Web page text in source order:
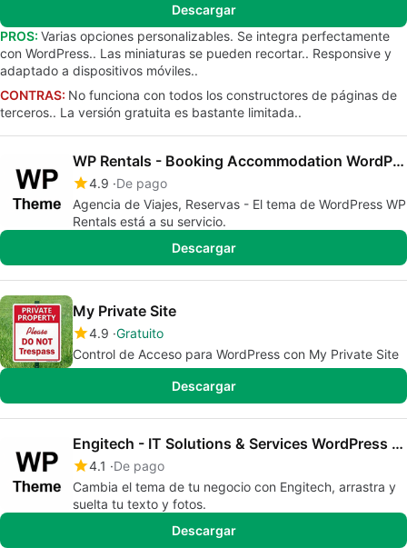
Descargar
PROS: Varias opciones personalizables. Se integra perfectamente
con WordPress.. Las miniaturas se pueden recortar.. Responsive y
adaptado a dispositivos móviles..
CONTRAS: No funciona con todos los constructores de páginas de
terceros.. La versión gratuita es bastante limitada..
WP Rentals - Booking Accommodation WordPress Theme
4.9 De pago
Agencia de Viajes, Reservas - El tema de WordPress WP
Rentals está a su servicio.
Descargar
My Private Site
4.9 Gratuito
Control de Acceso para WordPress con My Private Site
Descargar
Engitech - IT Solutions & Services WordPress Theme
4.1
De pago
Cambia el tema de tu negocio con Engitech, arrastra y
suelta tu texto y fotos.
Descargar